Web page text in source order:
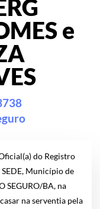
e
do Registro
Município de
SEGURO/BA, na
na serventia pela